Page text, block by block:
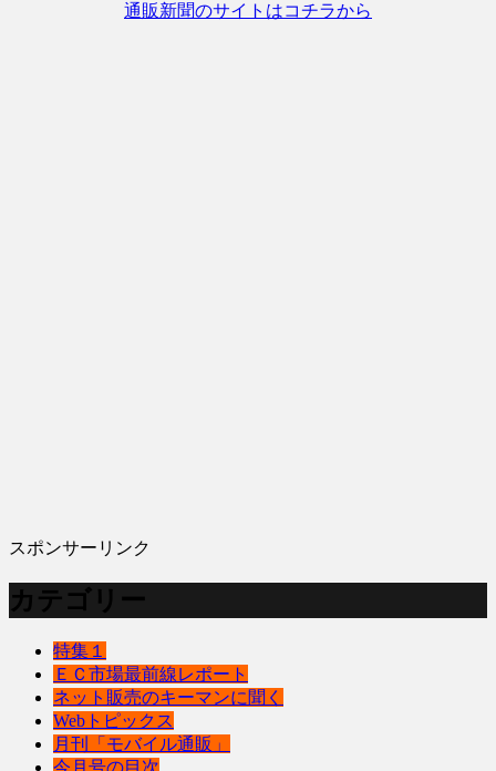
通販新聞のサイトはコチラから
スポンサーリンク
カテゴリー
特集１
ＥＣ市場最前線レポート
ネット販売のキーマンに聞く
Webトピックス
月刊「モバイル通販」
今月号の目次